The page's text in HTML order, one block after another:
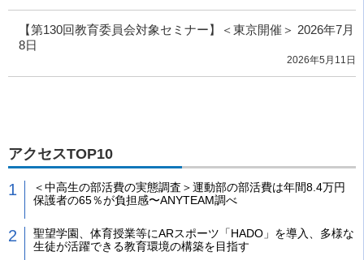
【第130回教育委員会対象セミナー】＜東京開催＞ 2026年7月
8日
2026年5月11日
アクセスTOP10
＜中高生の部活費の実態調査＞運動部の部活費は年間8.4万円
保護者の65％が負担感〜ANYTEAM調べ
聖望学園、体育授業等にARスポーツ「HADO」を導入、多様な
生徒が活躍できる教育環境の構築を目指す